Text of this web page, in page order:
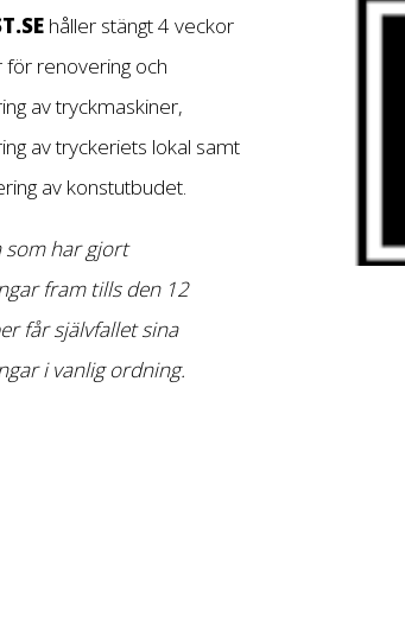
håller stängt 4 veckor
renovering och
av tryckmaskiner,
av tryckeriets lokal samt
av konstutbudet.
som har gjort
fram tills den 12
får självfallet sina
i vanlig ordning.